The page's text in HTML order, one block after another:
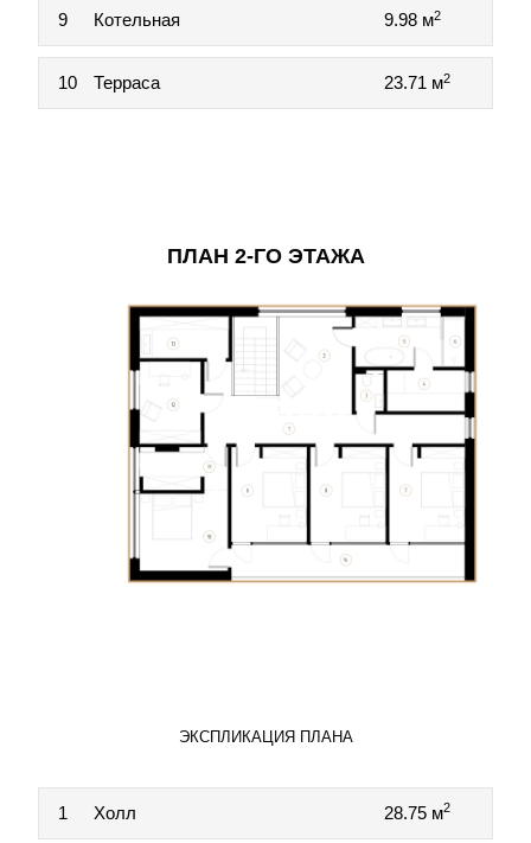
9 Котельная 9.98 м2
10 Терраса 23.71 м2
ПЛАН 2-ГО ЭТАЖА
ЭКСПЛИКАЦИЯ ПЛАНА
1 Холл 28.75 м2